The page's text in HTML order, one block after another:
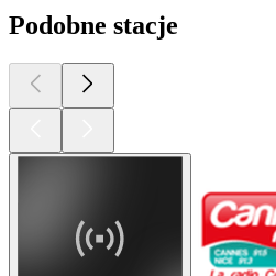
Podobne stacje